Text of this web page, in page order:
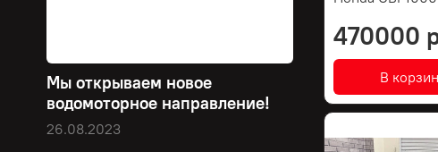
470000
В
Мы открываем новое
водомоторное направление!
26.08.2023